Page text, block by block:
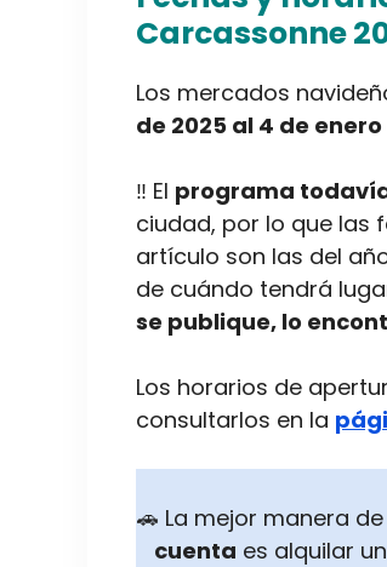
Carcassonne
Los mercados
de 2025 al 4 de enero
‼️ El programa
ciudad, por lo que las
artículo son las del
de cuándo tendrá
se publique, lo
Los horarios de
consultarlos en la
🚗 La mejor manera de
cuenta es alquilar